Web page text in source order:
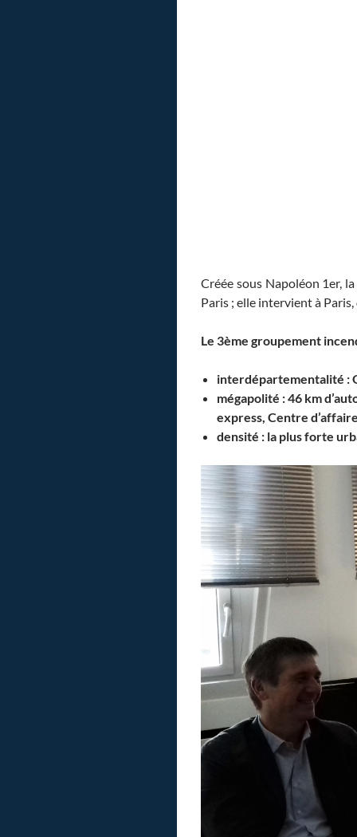
Créée sous Napoléon 1er,
Paris ; elle intervient à
Le 3ème groupement
interdépartementalité :
mégapolité : 46 km
express, Centre
densité : la plus forte